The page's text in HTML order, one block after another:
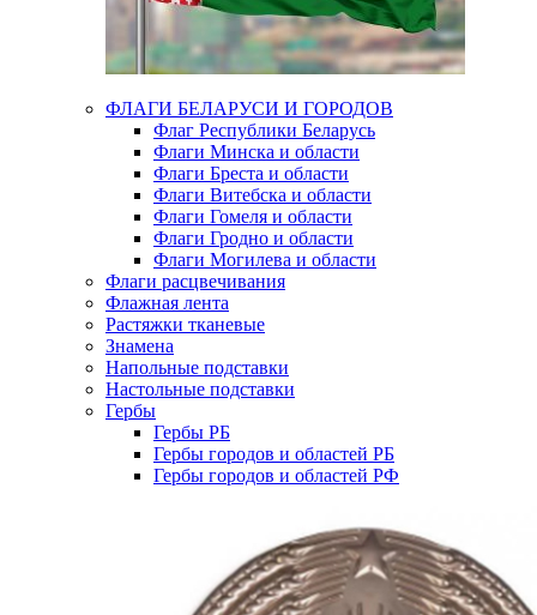
ФЛАГИ БЕЛАРУСИ И ГОРОДОВ
Флаг Республики Беларусь
Флаги Минска и области
Флаги Бреста и области
Флаги Витебска и области
Флаги Гомеля и области
Флаги Гродно и области
Флаги Могилева и области
Флаги расцвечивания
Флажная лента
Растяжки тканевые
Знамена
Напольные подставки
Настольные подставки
Гербы
Гербы РБ
Гербы городов и областей РБ
Гербы городов и областей РФ